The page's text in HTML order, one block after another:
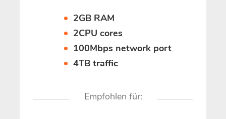
2GB RAM
2CPU cores
100Mbps network port
4TB traffic
Empfohlen für: